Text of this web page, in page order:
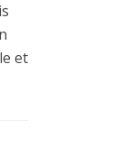
et